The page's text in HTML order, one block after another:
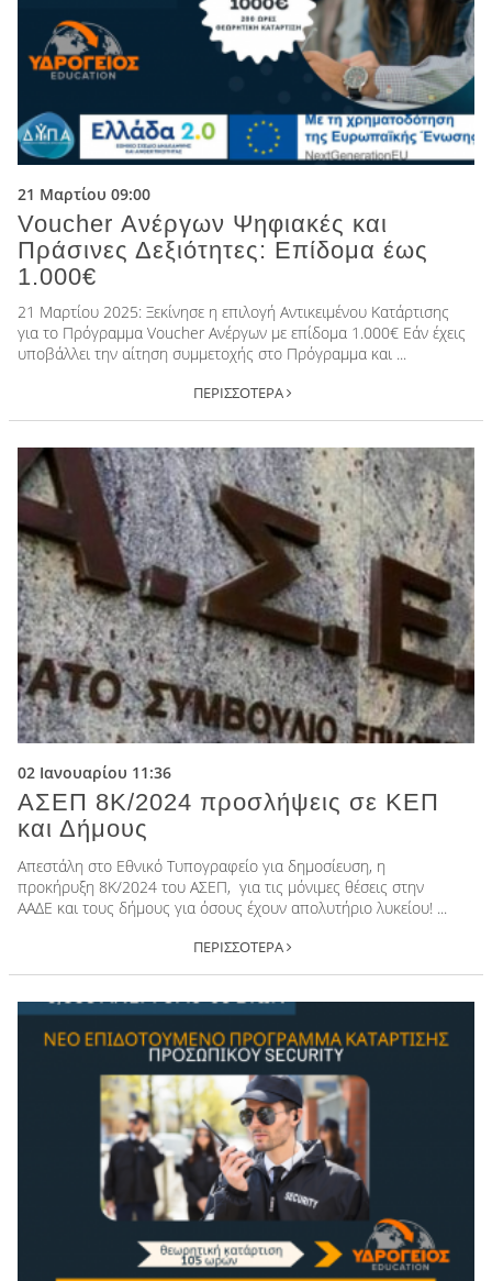
21 Μαρτίου 09:00
Voucher Ανέργων Ψηφιακές και
Πράσινες Δεξιότητες: Επίδομα έως
1.000€
21 Μαρτίου 2025: Ξεκίνησε η επιλογή Αντικειμένου Κατάρτισης
για το Πρόγραμμα Voucher Ανέργων με επίδομα 1.000€ Εάν έχεις
υποβάλλει την αίτηση συμμετοχής στο Πρόγραμμα και ...
ΠΕΡΙΣΣΟΤΕΡΑ
02 Ιανουαρίου 11:36
ΑΣΕΠ 8Κ/2024 προσλήψεις σε ΚΕΠ
και Δήμους
Απεστάλη στο Εθνικό Τυπογραφείο για δημοσίευση, η
προκήρυξη 8Κ/2024 του ΑΣΕΠ, για τις μόνιμες θέσεις στην
ΑΑΔΕ και τους δήμους για όσους έχουν απολυτήριο λυκείου! ...
ΠΕΡΙΣΣΟΤΕΡΑ